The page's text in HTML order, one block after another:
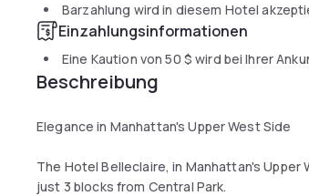
Barzahlung wird in diesem Hotel
Einzahlungsinformationen
Eine Kaution von50 $ wird bei Ihrer
Beschreibung
Elegance in Manhattan's Upper West Side
The Hotel Belleclaire, in Manhattan's Upper
just 3 blocks from Central Park.